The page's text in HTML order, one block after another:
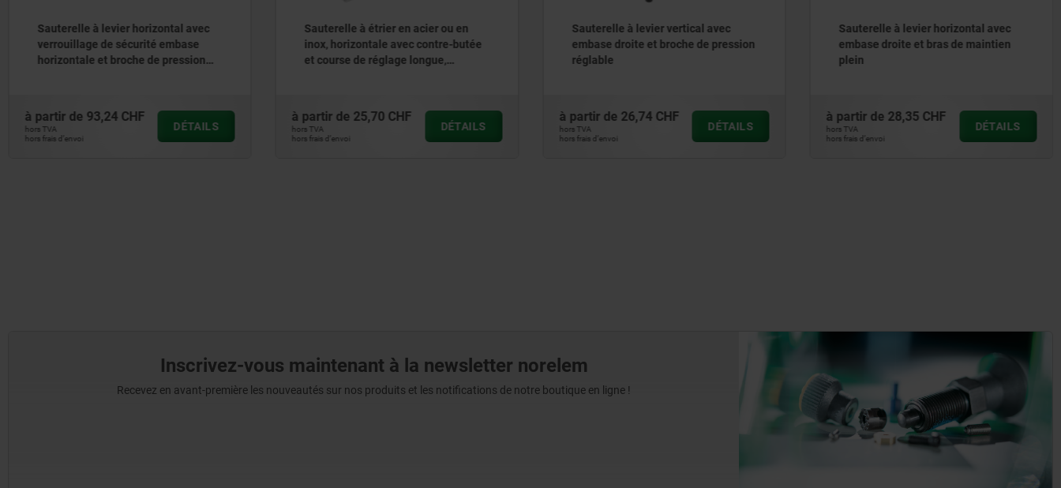
Sauterelle à levier horizontal avec
verrouillage de sécurité embase
horizontale et broche de pression
à partir de 93,24 CHF
hors TVA
hors frais d’envoi
DÉTAILS
Sauterelle à étrier en acier ou en
inox, horizontale avec contre-butée
et course de réglage longue,
à partir de 25,70 CHF
hors TVA
hors frais d’envoi
DÉTAILS
Sauterelle à levier vertical avec
embase droite et broche de pression
réglable
à partir de 26,74 CHF
hors TVA
hors frais d’envoi
DÉTAILS
Sauterelle à levier horizontal avec
embase droite et bras de maintien
plein
à partir de 28,35 CHF
hors TVA
hors frais d’envoi
DÉTAILS
Inscrivez-vous maintenant à la newsletter norelem
Recevez en avant-première les nouveautés sur nos produits et les notifications de notre boutique en ligne !